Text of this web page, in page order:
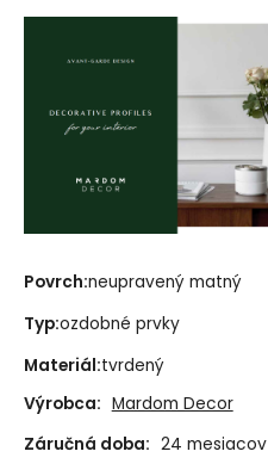
Povrch:neupravený matný
Typ:ozdobné prvky
Materiál:tvrdený
Výrobca: Mardom Decor
Záručná doba: 24 mesiacov